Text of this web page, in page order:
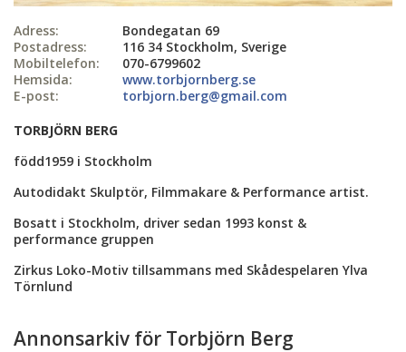
Adress:
Bondegatan 69
Postadress:
116 34 Stockholm, Sverige
Mobiltelefon:
070-6799602
Hemsida:
www.torbjornberg.se
E-post:
torbjorn.berg@gmail.com
TORBJÖRN BERG
född1959 i Stockholm
Autodidakt Skulptör, Filmmakare & Performance artist.
Bosatt i Stockholm, driver sedan 1993 konst &
performance gruppen
Zirkus Loko-Motiv tillsammans med Skådespelaren Ylva
Törnlund
Annonsarkiv för Torbjörn Berg